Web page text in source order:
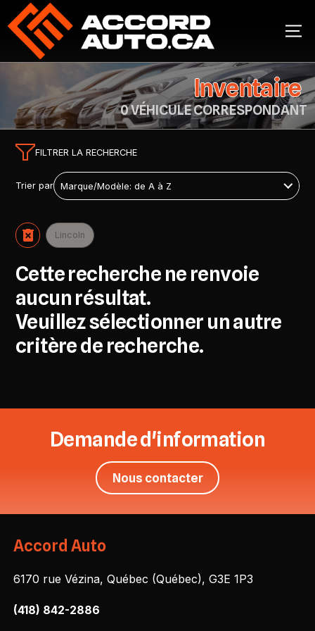
Inventaire
0 VÉHICULE CORRESPONDANT
FILTRER LA RECHERCHE
Trier par
Lincoln
Cette recherche ne renvoie
aucun résultat.
Veuillez sélectionner un autre
critère de recherche.
Demande d'information
Nous contacter
Accord Auto
6170 rue Vézina, Québec (Québec), G3E 1P3
(418) 842-2886